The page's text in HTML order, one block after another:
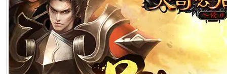
2026年6月25日 10:49
[生肖解说] 哪吒把桌子掀了，八部国漫来抢饭碗了
2026年6月25日 10:49